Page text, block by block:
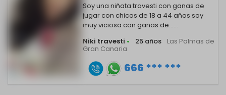
Soy una niñata travesti con ganas de
jugar con chicos de 18 a 44 años soy
muy viciosa con ganas de......
Niki travesti • 25 años Las Palmas de
Gran Canaria
666 *** ***